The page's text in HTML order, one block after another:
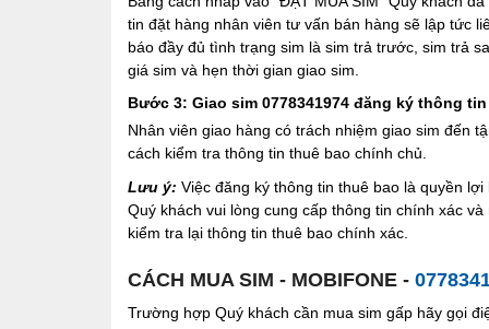
tin đặt hàng nhân viên tư vấn bán hàng sẽ lập tức
báo đầy đủ tình trạng sim là sim trả trước, sim trả
giá sim và hẹn thời gian giao sim.
Bước 3: Giao sim 0778341974 đăng ký thông
Nhân viên giao hàng có trách nhiệm giao sim đến
cách kiểm tra thông tin thuê bao chính chủ.
Lưu ý: Việc đăng ký thông tin thuê bao là quyền
Quý khách vui lòng cung cấp thông tin chính xác
kiểm tra lại thông tin thuê bao chính xác.
CÁCH MUA SIM - MOBIFONE -
Trường hợp Quý khách cần mua sim gấp hãy gọi